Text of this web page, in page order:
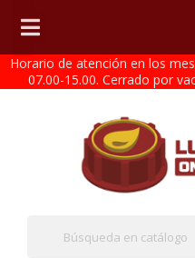
Horario de atención en los
07.00-15.00. Cerrado por